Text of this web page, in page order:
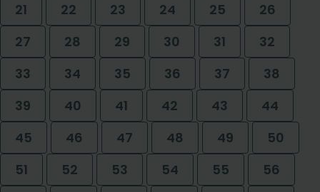
21
22 23 24 25
26
27
28 29 30 31
32
33
34 35 36 37
38
39
40 41 42 43
44
45
46 47 48 49
50
51
52 53 54 55
56